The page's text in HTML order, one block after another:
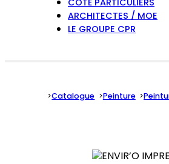
ARCHITECTES / MOE
LE GROUPE CPR
Catalogue Peinture